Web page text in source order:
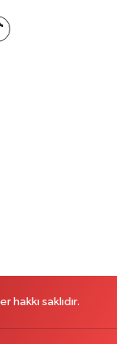
saklıdır.